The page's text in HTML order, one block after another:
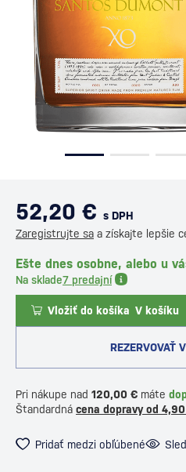
52,20 € s DPH
Zaregistrujte sa a získajte lepšie
Ešte dnes osobne, alebo u
Na sklade7 predajní
Vložiť do košíka V košíku
REZERVOVAŤ
Pri nákupe nad 120,00 € máte
Štandardná cena dopravy od
Pridať medzi obľúbené